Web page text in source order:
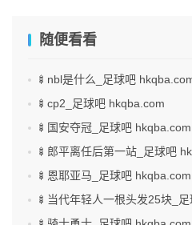
随便看看
🍢nbl是什么_足球吧
🍢cp2_足球吧 hkqba.com
🍢国安夺冠_足球吧 hkqba.com
🍢郎平离任后第一站_足球吧
🍢恩耶亚马_足球吧 hkqba.com
🍢当代年轻人一根头发25块_